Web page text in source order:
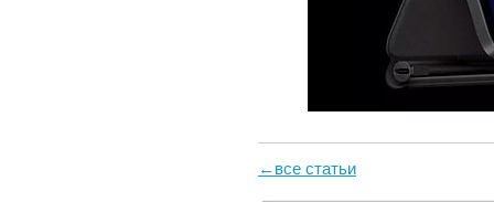
←все статьи